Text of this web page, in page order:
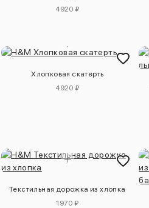
4920 ₽
Хлопковая скатерть
4920 ₽
Текстильная дорожка из хлопка
1970 ₽